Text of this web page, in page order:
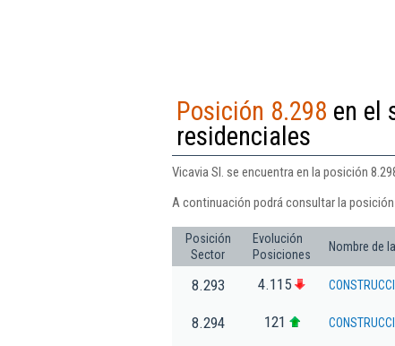
Posición 8.298 en el
residenciales
Vicavia Sl. se encuentra en la posición
A continuación podrá consultar la
Posición
Sector
Evolución
Posiciones
Nombre de
8.293 4.115
8.294 121